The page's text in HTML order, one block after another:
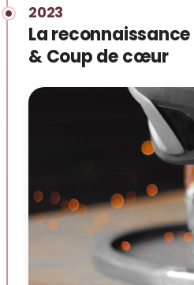
2023
La
& Coup de cœur